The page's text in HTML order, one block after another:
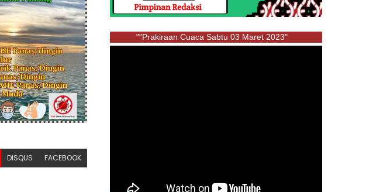
DISQUS FACEBOOK
""Prakiraan Cuaca Sabtu 03 Maret 2023"